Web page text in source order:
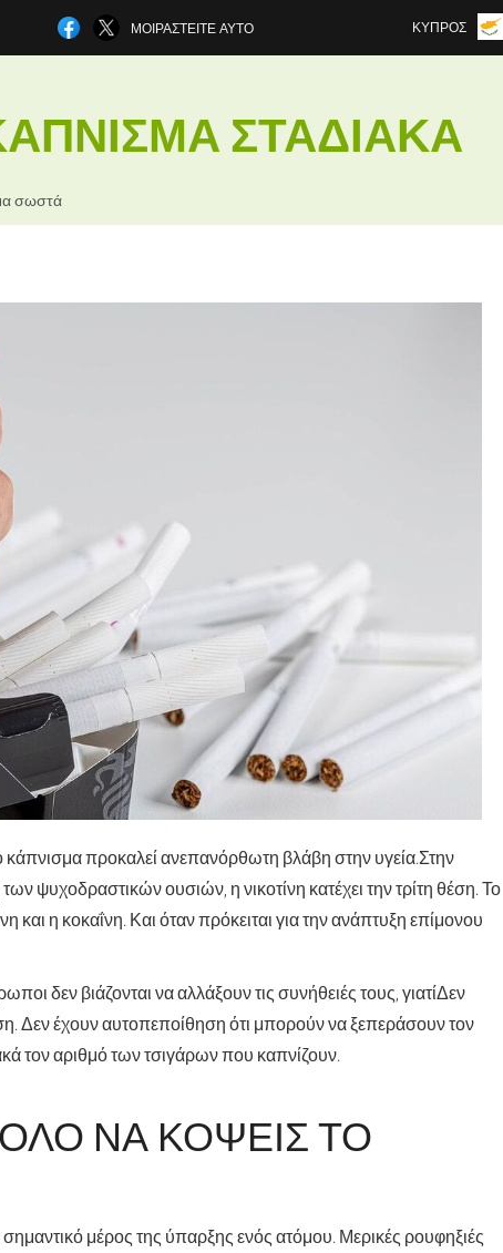
ΜΟΙΡΑΣΤΕΊΤΕ ΑΥΤΌ ΚΎΠΡΟΣ
ΣΤΑΔΙΑΚΆ
σωστά
κάπνισμα προκαλεί ανεπανόρθωτη βλάβη στην υγεία.Στην
ψυχοδραστικών ουσιών, η νικοτίνη κατέχει την τρίτη θέση. Το
και η κοκαΐνη. Και όταν πρόκειται για την ανάπτυξη επίμονου
δεν βιάζονται να αλλάξουν τις συνήθειές τους, γιατίΔεν
. Δεν έχουν αυτοπεποίθηση ότι μπορούν να ξεπεράσουν τον
τον αριθμό των τσιγάρων που καπνίζουν.
ΝΑ ΚΌΨΕΙΣ ΤΟ
μέρος της ύπαρξης ενός ατόμου. Μερικές ρουφηξιές